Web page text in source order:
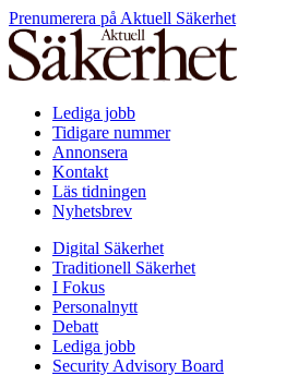
Prenumerera på Aktuell Säkerhet
Lediga jobb
Tidigare nummer
Annonsera
Kontakt
Läs tidningen
Nyhetsbrev
Digital Säkerhet
Traditionell Säkerhet
I Fokus
Personalnytt
Debatt
Lediga jobb
Security Advisory Board